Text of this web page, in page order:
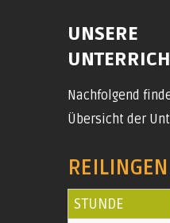
UNSERE
Nachfolgend
Übersicht der
REILINGEN
STUNDE